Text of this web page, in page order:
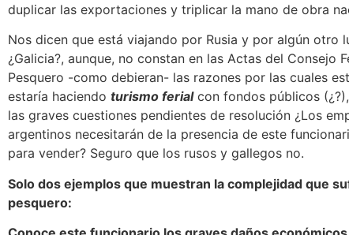
duplicar las exportaciones y triplicar la mano de obra
Nos dicen que está viajando por Rusia y por algún otro
¿Galicia?, aunque, no constan en las Actas del Consejo
Pesquero -como debieran- las razones por las cuales
estaría haciendo turismo ferialcon fondos públicos
las graves cuestiones pendientes de resolución ¿Los
argentinos necesitarán de la presencia de este
para vender? Seguro que los rusos y gallegos no.
Solo dos ejemplos que muestran la complejidad que
pesquero: